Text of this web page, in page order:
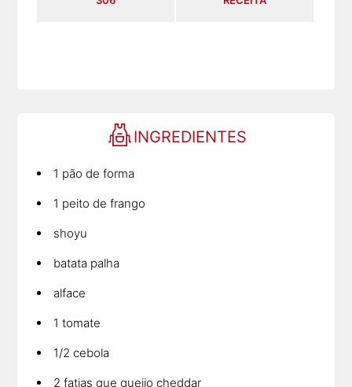
INGREDIENTES
1 pão de forma
1 peito de frango
shoyu
batata palha
alface
1 tomate
1/2 cebola
2 fatias que queijo cheddar